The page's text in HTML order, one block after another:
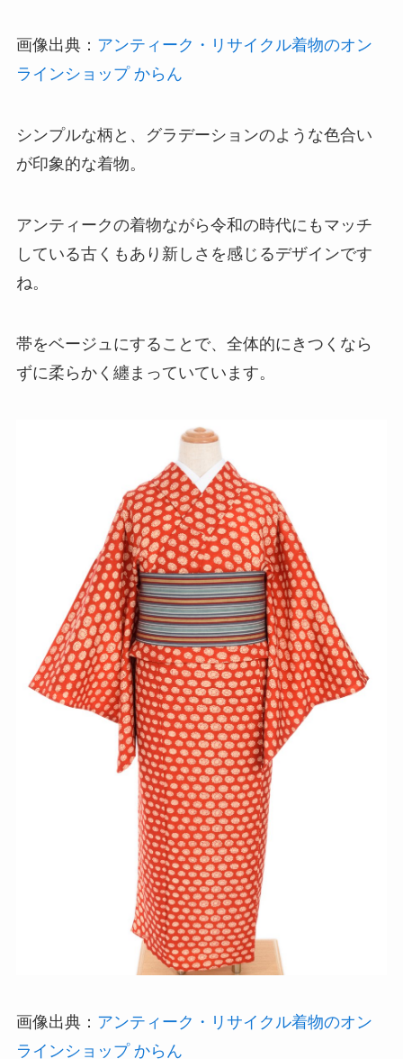
画像出典： アンティーク・リサイクル着物のオン
ラインショップ からん
シンプルな柄と、グラデーションのような色合い
が印象的な着物。
アンティークの着物ながら令和の時代にもマッチ
している古くもあり新しさを感じるデザインです
ね。
帯をベージュにすることで、全体的にきつくなら
ずに柔らかく纏まっていています。
画像出典： アンティーク・リサイクル着物のオン
ラインショップ からん